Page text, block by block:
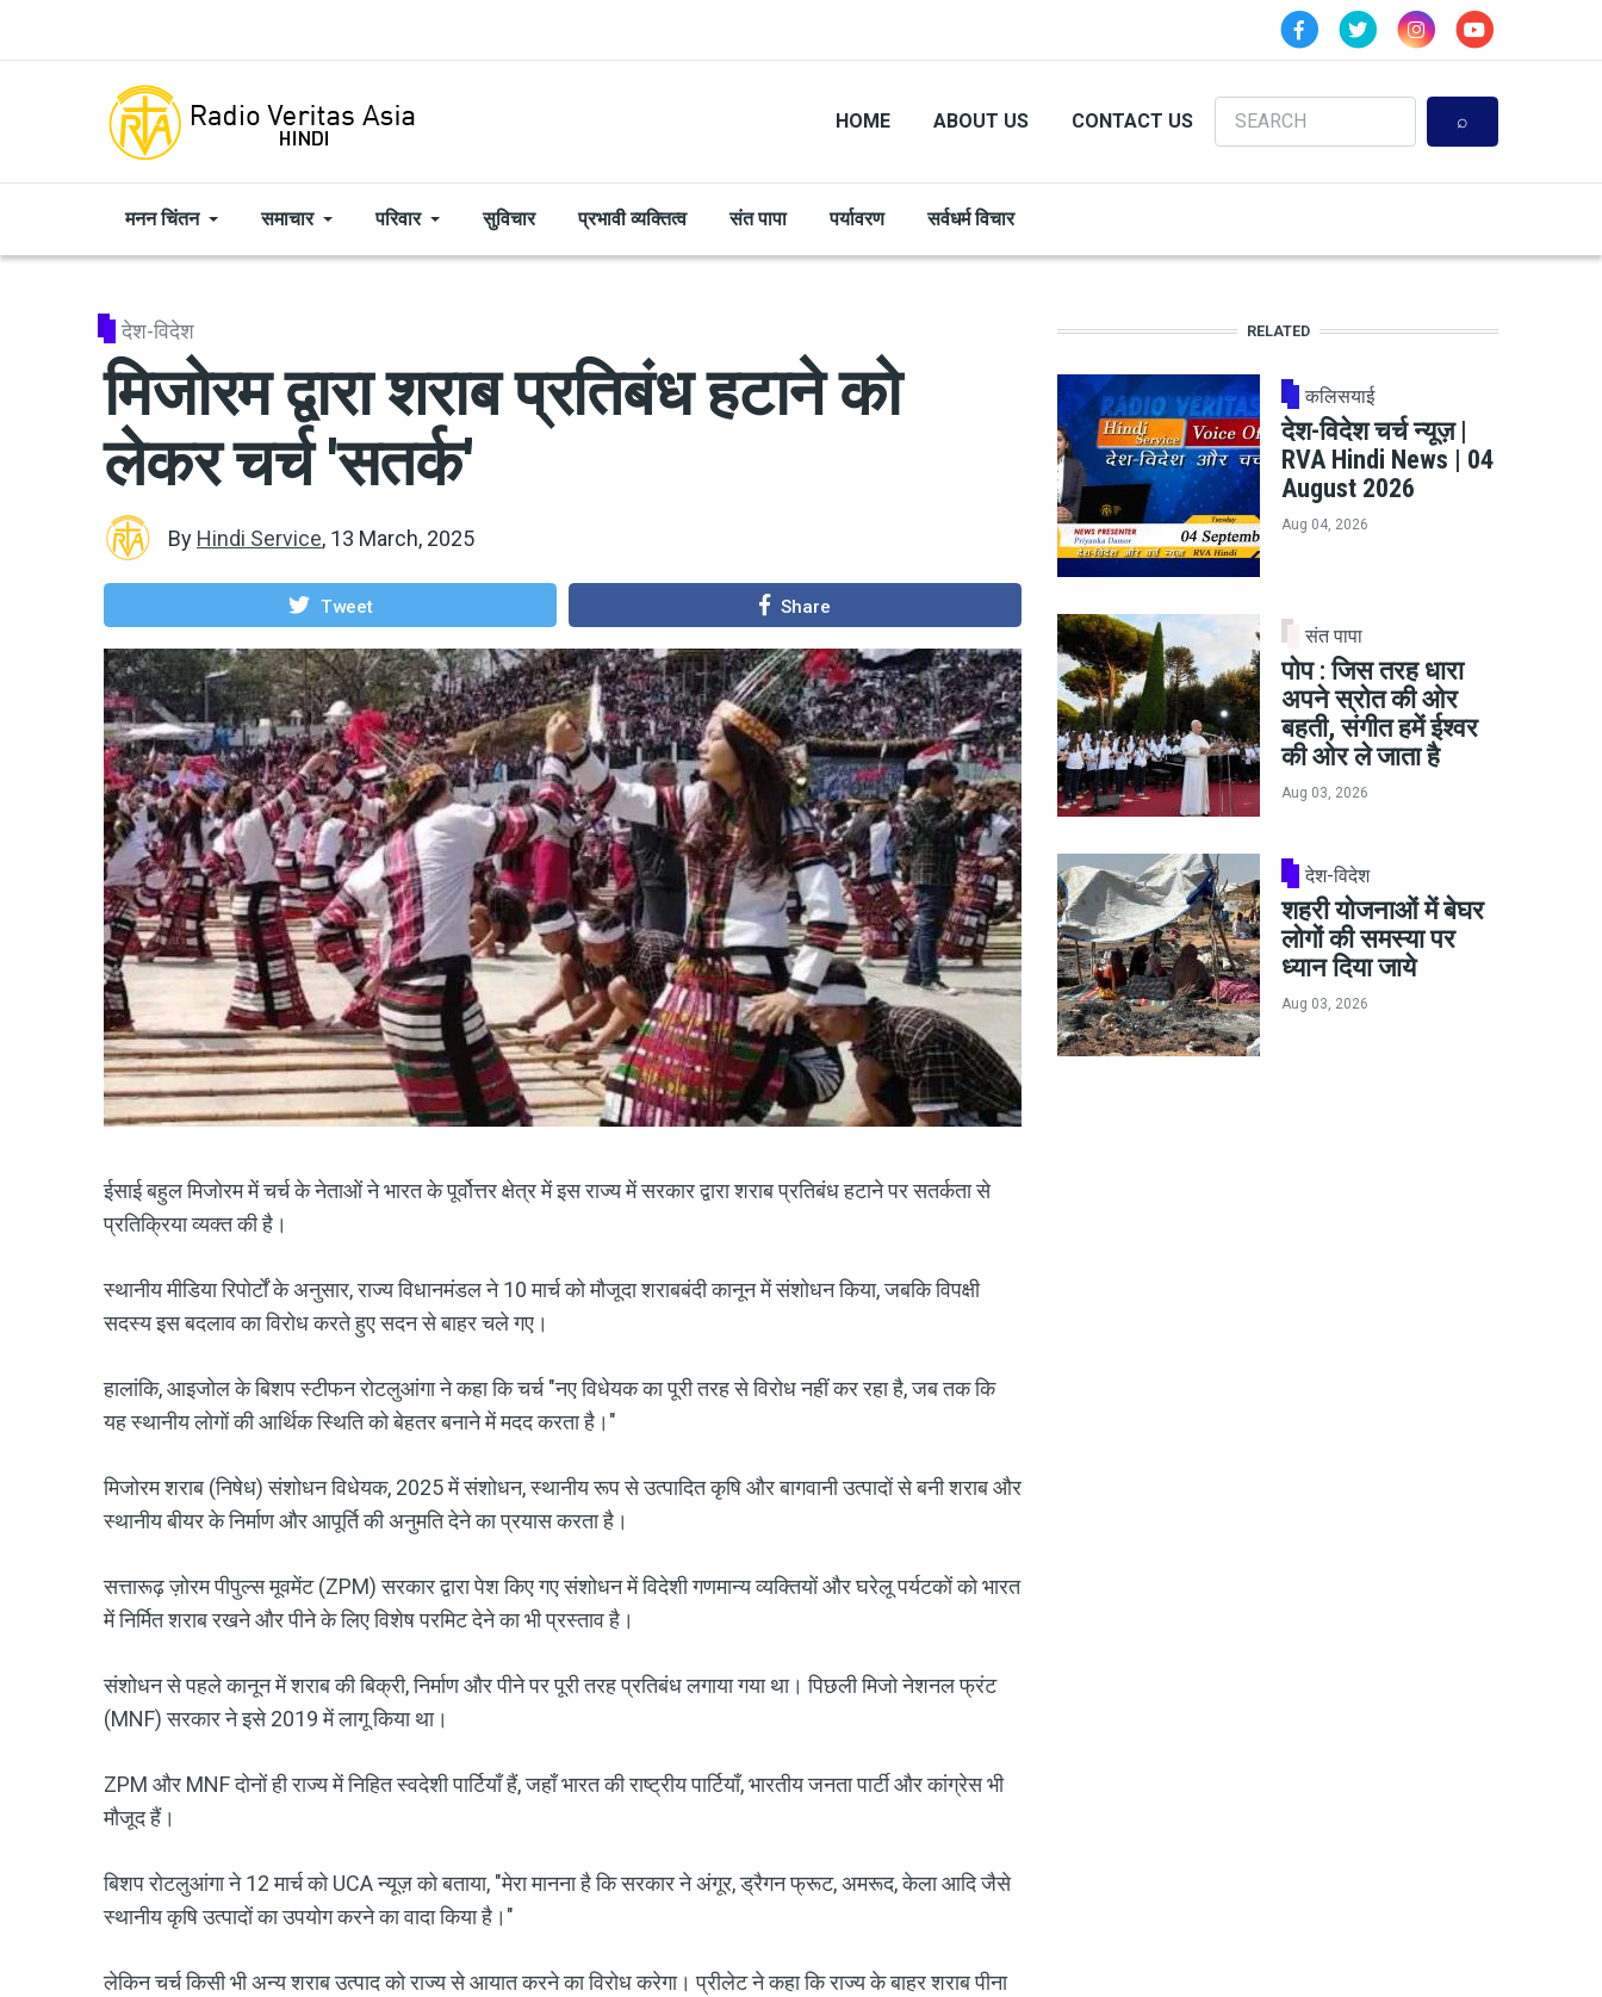
HOME ABOUT US CONTACT US
Search
मनन चिंतन समाचार परिवार सुविचार प्रभावी व्यक्तित्व संत पापा पर्यावरण सर्वधर्म विचार
देश-विदेश
मिजोरम द्वारा शराब प्रतिबंध हटाने को
लेकर चर्च 'सतर्क'
By Hindi Service, 13 March, 2025
Tweet Share
ईसाई बहुल मिजोरम में चर्च के नेताओं ने भारत के पूर्वोत्तर क्षेत्र में इस राज्य में सरकार द्वारा शराब प्रतिबंध हटाने पर सतर्कता से
प्रतिक्रिया व्यक्त की है।
स्थानीय मीडिया रिपोर्टों के अनुसार, राज्य विधानमंडल ने 10 मार्च को मौजूदा शराबबंदी कानून में संशोधन किया, जबकि विपक्षी
सदस्य इस बदलाव का विरोध करते हुए सदन से बाहर चले गए।
हालांकि, आइजोल के बिशप स्टीफन रोटलुआंगा ने कहा कि चर्च "नए विधेयक का पूरी तरह से विरोध नहीं कर रहा है, जब तक कि
यह स्थानीय लोगों की आर्थिक स्थिति को बेहतर बनाने में मदद करता है।"
मिजोरम शराब (निषेध) संशोधन विधेयक, 2025 में संशोधन, स्थानीय रूप से उत्पादित कृषि और बागवानी उत्पादों से बनी शराब और
स्थानीय बीयर के निर्माण और आपूर्ति की अनुमति देने का प्रयास करता है।
सत्तारूढ़ ज़ोरम पीपुल्स मूवमेंट (ZPM) सरकार द्वारा पेश किए गए संशोधन में विदेशी गणमान्य व्यक्तियों और घरेलू पर्यटकों को भारत
में निर्मित शराब रखने और पीने के लिए विशेष परमिट देने का भी प्रस्ताव है।
संशोधन से पहले कानून में शराब की बिक्री, निर्माण और पीने पर पूरी तरह प्रतिबंध लगाया गया था। पिछली मिजो नेशनल फ्रंट
(MNF) सरकार ने इसे 2019 में लागू किया था।
ZPM और MNF दोनों ही राज्य में निहित स्वदेशी पार्टियाँ हैं, जहाँ भारत की राष्ट्रीय पार्टियाँ, भारतीय जनता पार्टी और कांग्रेस भी
मौजूद हैं।
बिशप रोटलुआंगा ने 12 मार्च को UCA न्यूज़ को बताया, "मेरा मानना ​​है कि सरकार ने अंगूर, ड्रैगन फ्रूट, अमरूद, केला आदि जैसे
स्थानीय कृषि उत्पादों का उपयोग करने का वादा किया है।"
लेकिन चर्च किसी भी अन्य शराब उत्पाद को राज्य से आयात करने का विरोध करेगा। प्रीलेट ने कहा कि राज्य के बाहर शराब पीना
RELATED
कलिसयाई
देश-विदेश चर्च न्यूज़ |
RVA Hindi News | 04
August 2026
Aug 04, 2026
संत पापा
पोप : जिस तरह धारा
अपने स्रोत की ओर
बहती, संगीत हमें ईश्वर
की ओर ले जाता है
Aug 03, 2026
देश-विदेश
शहरी योजनाओं में बेघर
लोगों की समस्या पर
ध्यान दिया जाये
Aug 03, 2026